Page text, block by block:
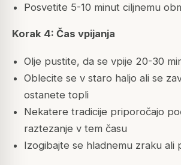
Posvetite 5-10 minut ciljnemu
Korak 4: Čas vpijanja
Olje pustite, da se vpije 20-30
Oblecite se v staro haljo ali se
ostanete topli
Nekatere tradicije priporočajo
raztezanje v tem času
Izogibajte se hladnemu zraku ali